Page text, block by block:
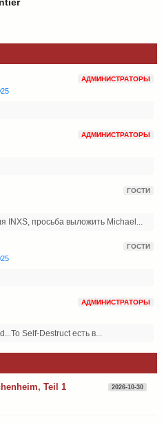
АДМИНИСТРАТОРЫ
АДМИНИСТРАТОРЫ
ГОСТИ
INXS, просьба выложить Michael...
ГОСТИ
АДМИНИСТРАТОРЫ
Self-Destruct есть в...
Teil 1 2026-10-30